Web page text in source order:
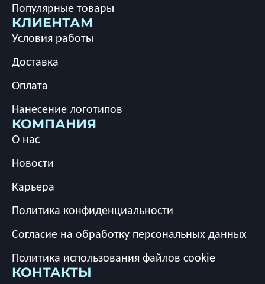
Популярные товары
КЛИЕНТАМ
Условия работы
Доставка
Оплата
Нанесение логотипов
КОМПАНИЯ
О нас
Новости
Карьера
Политика конфиденциальности
Согласие на обработку персональных данных
Политика использования файлов cookie
КОНТАКТЫ